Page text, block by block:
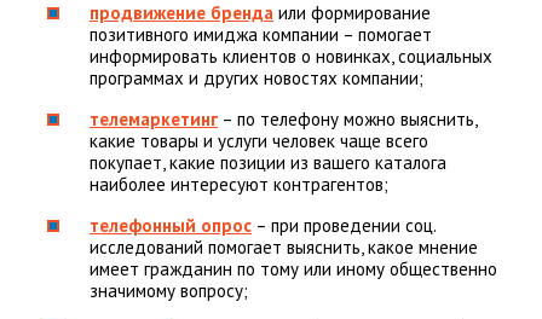
продвижение брендаили формирование
позитивного имиджа компании – помогает
информировать клиентов о новинках, социальных
программах и других новостях компании;
телемаркетинг– по телефону можно выяснить,
какие товары и услуги человек чаще всего
покупает, какие позиции из вашего каталога
наиболее интересуют контрагентов;
телефонный опрос– при проведении соц.
исследований помогает выяснить, какое мнение
имеет гражданин по тому или иному общественно
значимому вопросу;